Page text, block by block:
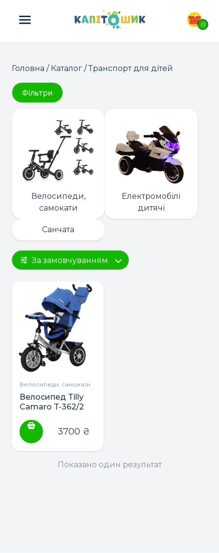
0
ПОШУК ТОВАРІВ:
Головна / Каталог / Транспорт для дітей
Фільтри
Велосипеди,
самокати
Електромобілі
дитячі
Санчата
За замовчуванням
Велосипеди, самокати
Велосипед Tilly
Camaro T-362/2
3700 ₴
Показано один результат